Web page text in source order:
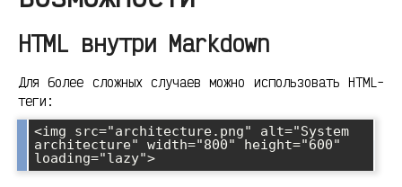
HTML внутри Markdown
Для более сложных случаев можно использовать HTML-
теги:
<img src="architecture.png" alt="System
architecture" width="800" height="600"
loading="lazy">